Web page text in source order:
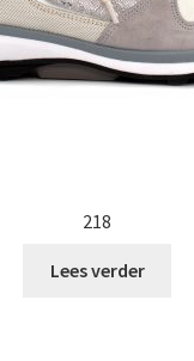
218
Lees verder